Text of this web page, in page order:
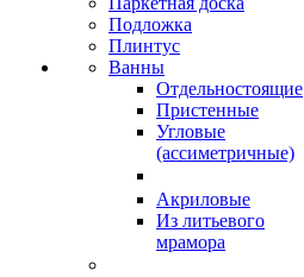
Подложка
Плинтус
Ванны
Отдельностоящие
Пристенные
Угловые
(ассиметричные)
Акриловые
Из литьевого
мрамора